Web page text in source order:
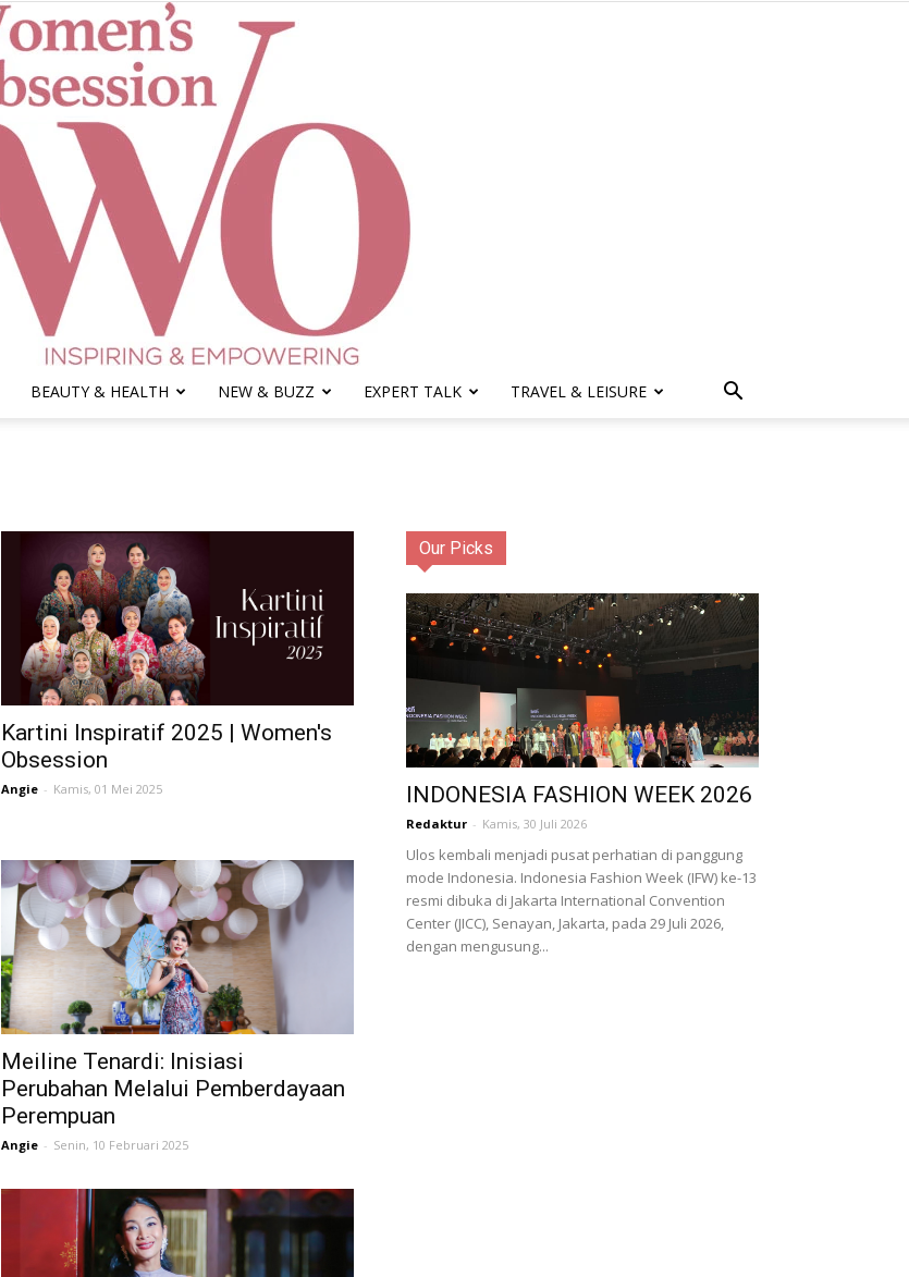
Life
Career
Style
BEAUTY & HEALTH NEW & BUZZ EXPERT TALK TRAVEL & LEISURE
Kartini Inspiratif 2025 | Women's
Obsession
Angie - Kamis, 01 Mei 2025
Meiline Tenardi: Inisiasi
Perubahan Melalui Pemberdayaan
Perempuan
Angie - Senin, 10 Februari 2025
Our Picks
INDONESIA FASHION WEEK 2026
Redaktur - Kamis, 30 Juli 2026
Ulos kembali menjadi pusat perhatian di panggung
mode Indonesia. Indonesia Fashion Week (IFW) ke-13
resmi dibuka di Jakarta International Convention
Center (JICC), Senayan, Jakarta, pada 29 Juli 2026,
dengan mengusung...